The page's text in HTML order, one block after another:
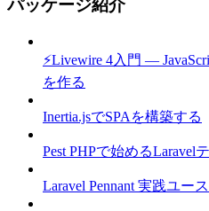
パッケージ紹介
⚡Livewire 4入門 —
を作る
Inertia.jsでSPAを構築する
Pest PHPで始めるLaravel
Laravel Pennant 実践ユー